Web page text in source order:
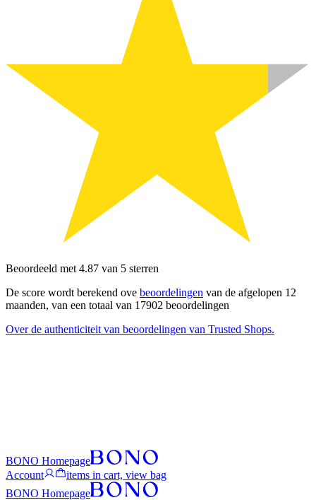
Beoordeeld met 4.87 van 5 sterren
De score wordt berekend ove beoordelingen van de afgelopen 12
maanden, van een totaal van 17902 beoordelingen
Over de authenticiteit van beoordelingen van Trusted Shops.
BONO Homepage
Account
items in cart, view bag
BONO Homepage